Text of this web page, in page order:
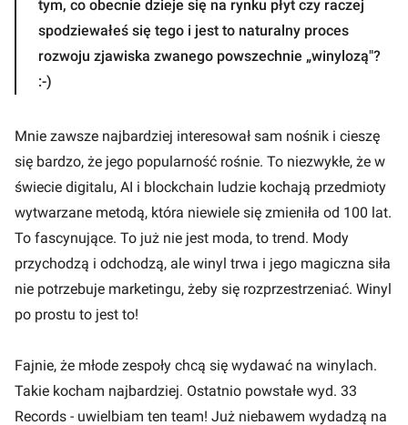
tym, co obecnie dzieje się na rynku płyt czy raczej
spodziewałeś się tego i jest to naturalny proces
rozwoju zjawiska zwanego powszechnie „winylozą"?
:-)
Mnie zawsze najbardziej interesował sam nośnik i cieszę
się bardzo, że jego popularność rośnie. To niezwykłe, że w
świecie digitalu, AI i blockchain ludzie kochają przedmioty
wytwarzane metodą, która niewiele się zmieniła od 100 lat.
To fascynujące. To już nie jest moda, to trend. Mody
przychodzą i odchodzą, ale winyl trwa i jego magiczna siła
nie potrzebuje marketingu, żeby się rozprzestrzeniać. Winyl
po prostu to jest to!
Fajnie, że młode zespoły chcą się wydawać na winylach.
Takie kocham najbardziej. Ostatnio powstałe wyd. 33
Records - uwielbiam ten team! Już niebawem wydadzą na